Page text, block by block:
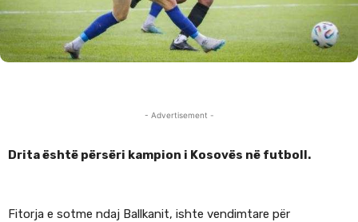
- Advertisement -
Drita është përsëri kampion i Kosovës në futboll.
Fitorja e sotme ndaj Ballkanit, ishte vendimtare për